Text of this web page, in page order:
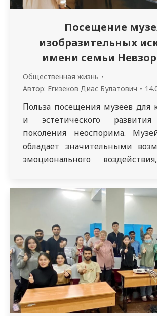
Посещение
изобразительных
имени семьи
Общественная жизнь
Автор: Егизеков Диас Булатович
Польза посещения музеев для
и эстетического
поколения неоспорима.
обладает значительными
эмоционального
гармонически развитой
которой сформировано
ориентированное отношение к
культурному наследию.
стимулирования интереса
искусству 13 февраля 2023
кафедры анатомии,
топографической анатомии им.